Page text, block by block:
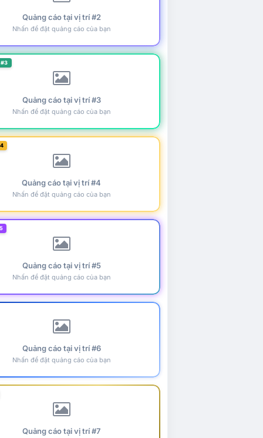
Quảng cáo tại vị trí #2
Nhấn để đặt quảng cáo của bạn
Quảng cáo tại vị trí #3
Nhấn để đặt quảng cáo của bạn
Quảng cáo tại vị trí #4
Nhấn để đặt quảng cáo của bạn
Quảng cáo tại vị trí #5
Nhấn để đặt quảng cáo của bạn
Quảng cáo tại vị trí #6
Nhấn để đặt quảng cáo của bạn
Quảng cáo tại vị trí #7